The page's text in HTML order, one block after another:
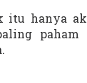
itu hanya
paham